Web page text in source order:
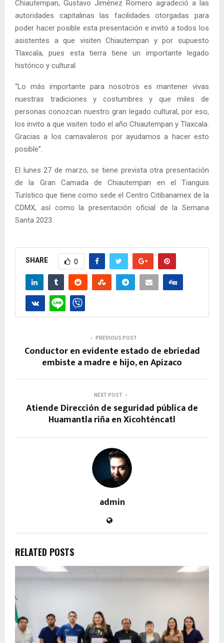
Chiautempan, Gustavo Jiménez Romero agradeció a las
autoridades capitalinas las facilidades otorgadas para
poder hacer posible esta presentación e invitó a todos los
asistentes a que visiten Chiautempan y por supuesto
Tlaxcala, pues esta tierra tiene un importante legado
histórico y cultural.
“Lo más importante para nosotros es mantener vivas
nuestras tradiciones y costumbres y que miles de
personas conozcan nuestro gran legado cultural, por eso,
los invito a que visiten todo el año Chiautempan y Tlaxcala.
Gracias a los carnavaleros por ayudarnos a hacer esto
posible”.
El lunes 27 de marzo, se tiene prevista otra presentación
de la Gran Camada de Chiautempan en el Tianguis
Turístico que tiene como sede el Centro Citibanamex de la
CDMX, así como la presentación oficial de la Semana
Santa 2023.
SHARE 0
PREVIOUS POST
Conductor en evidente estado de ebriedad
embiste a madre e hijo, en Apizaco
NEXT POST
Atiende Dirección de seguridad pública de
Huamantla riña en Xicohténcatl
admin
RELATED POSTS